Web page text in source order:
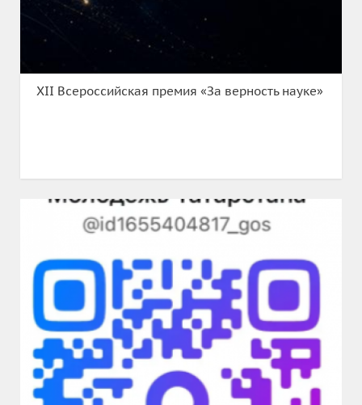
XII Всероссийская премия «За верность науке»